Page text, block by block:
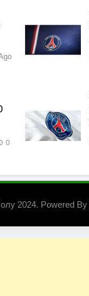
0
2024. Powered By